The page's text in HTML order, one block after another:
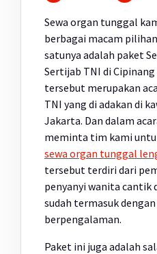
Sewa organ tunggal
berbagai macam
satunya adalah paket
Sertijab TNI di Cipinang
tersebut merupakan
TNI yang di adakan di
Jakarta. Dan dalam
meminta tim kami
sewa organ tunggal
tersebut terdiri dari
penyanyi wanita cantik
sudah termasuk
berpengalaman.
Paket ini juga adalah